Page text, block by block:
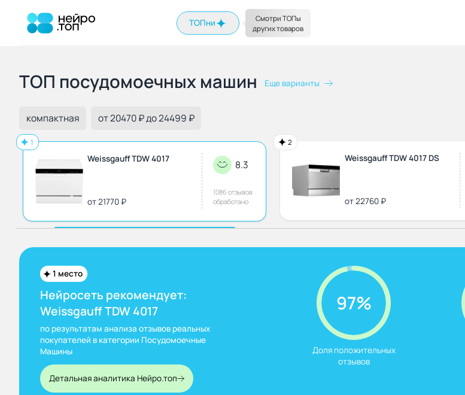
На главную ТОПни
ТОП посудомоечных машин Еще варианты
компактная от 20470 ₽ до 24499 ₽
1
Weissgauff TDW 4017
от 21770 ₽
8.3
1086 отзывов
обработано
2
Weissgauff TDW 4017 DS
от 22760 ₽
1 место
Нейросеть рекомендует:
Weissgauff TDW 4017
по результатам анализа отзывов реальных
покупателей в категории Посудомоечные
Машины
Детальная аналитика Нейро.топ
97%
Доля положительных
отзывов
Смотри ТОПы
других товаров